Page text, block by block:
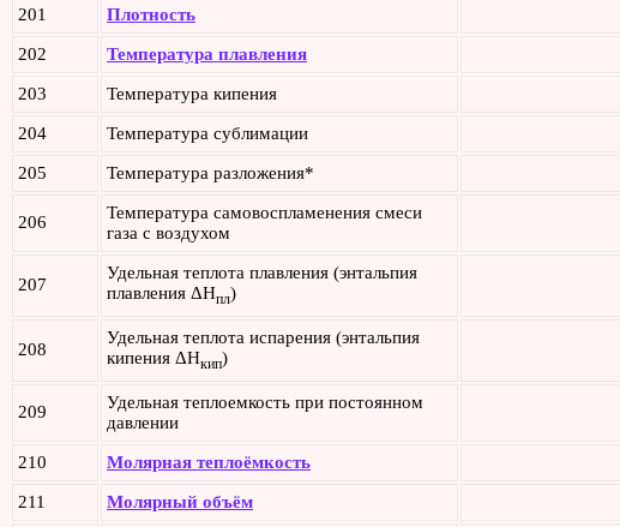
201 Плотность
202 Температура плавления
203 Температура кипения
204 Температура сублимации
205 Температура разложения*
206
Температура самовоспламенения смеси
газа с воздухом
207
Удельная теплота плавления (энтальпия
плавления ΔHпл)
208
Удельная теплота испарения (энтальпия
кипения ΔHкип)
209
Удельная теплоемкость при постоянном
давлении
210 Молярная теплоёмкость
211 Молярный объём